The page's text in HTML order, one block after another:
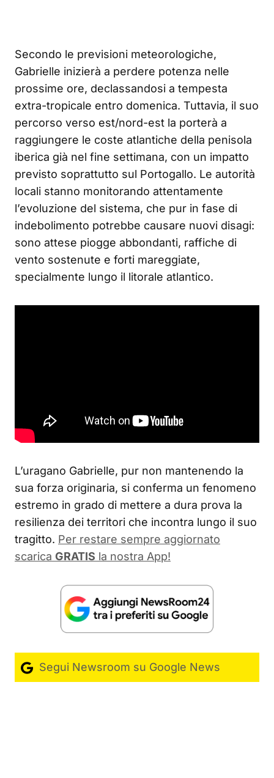
Secondo le previsioni meteorologiche,
Gabrielle inizierà a perdere potenza nelle
prossime ore, declassandosi a tempesta
extra-tropicale entro domenica. Tuttavia, il suo
percorso verso est/nord-est la porterà a
raggiungere le coste atlantiche della penisola
iberica già nel fine settimana, con un impatto
previsto soprattutto sul Portogallo. Le autorità
locali stanno monitorando attentamente
l’evoluzione del sistema, che pur in fase di
indebolimento potrebbe causare nuovi disagi:
sono attese piogge abbondanti, raffiche di
vento sostenute e forti mareggiate,
specialmente lungo il litorale atlantico.
L’uragano Gabrielle, pur non mantenendo la
sua forza originaria, si conferma un fenomeno
estremo in grado di mettere a dura prova la
resilienza dei territori che incontra lungo il suo
tragitto. Per restare sempre aggiornato
scarica GRATIS la nostra App!
Segui Newsroom su Google News